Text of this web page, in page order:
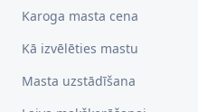
Karoga masta cena
Kā izvēlēties mastu
Masta uzstādīšana